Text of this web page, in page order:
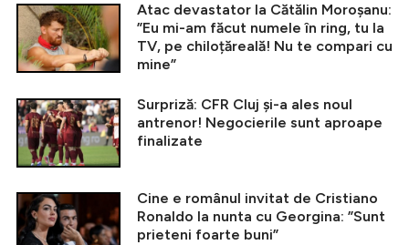
Atac devastator la Cătălin Moroșanu:
”Eu mi-am făcut numele în ring, tu la
TV, pe chiloțăreală! Nu te compari cu
mine”
Surpriză: CFR Cluj și-a ales noul
antrenor! Negocierile sunt aproape
finalizate
Cine e românul invitat de Cristiano
Ronaldo la nunta cu Georgina: ”Sunt
prieteni foarte buni”